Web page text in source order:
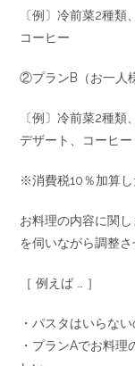
〔例〕冷前菜2種類
コーヒー
②プランB（お一人
〔例〕冷前菜2種類
デザート、コーヒー
※消費税10％加算し
お料理の内容に関
を伺いながら調整さ
［ 例えば … ］
・パスタはいらな
・プランAでお料